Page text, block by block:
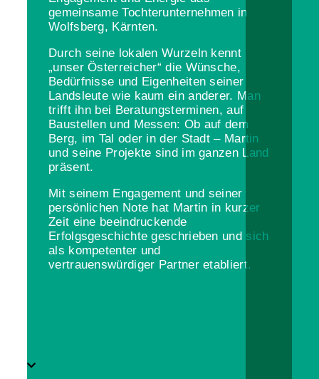
gemeinsame Tochterunternehmen in
Wolfsberg, Kärnten.
Durch seine lokalen Wurzeln kennt
„unser Österreicher“ die Wünsche,
Bedürfnisse und Eigenheiten seiner
Landsleute wie kaum ein anderer. Man
trifft ihn bei Beratungsterminen, auf
Baustellen und Messen: Ob auf dem
Berg, im Tal oder in der Stadt – Martin
und seine Projekte sind im ganzen Land
präsent.
Mit seinem Engagement und seiner
persönlichen Note hat Martin in kurzer
Zeit eine beeindruckende
Erfolgsgeschichte geschrieben und sich
als kompetenter und
vertrauenswürdiger Partner etabliert.